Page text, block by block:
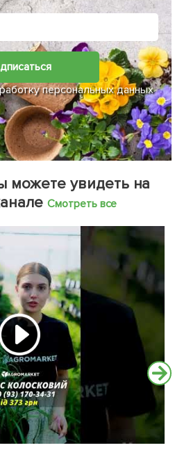
персональных данных
можете увидеть на
Смотреть все